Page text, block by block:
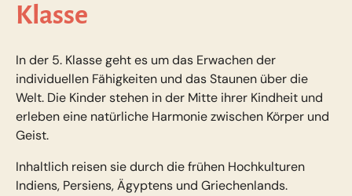
Klasse
In der 5. Klasse geht es um das Erwachen der
individuellen Fähigkeiten und das Staunen über die
Welt. Die Kinder stehen in der Mitte ihrer Kindheit und
erleben eine natürliche Harmonie zwischen Körper und
Geist.
Inhaltlich reisen sie durch die frühen Hochkulturen
Indiens, Persiens, Ägyptens und Griechenlands.